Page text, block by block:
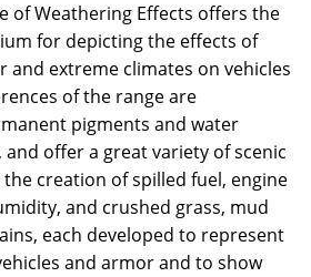
of Weathering Effects offers the
for depicting the effects of
and extreme climates on vehicles
of the range are
pigments and water
and offer a great variety of scenic
creation of spilled fuel, engine
and crushed grass, mud
each developed to represent
and armor and to show